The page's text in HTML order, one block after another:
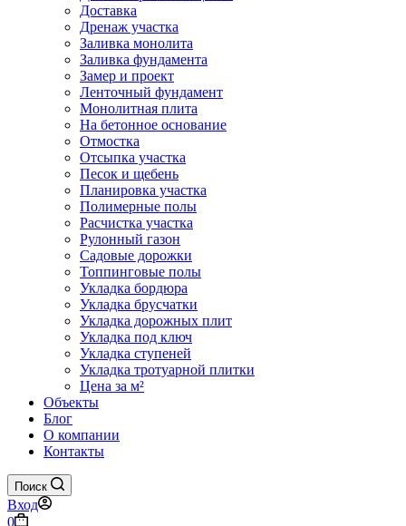
Доставка
Дренаж участка
Заливка монолита
Заливка фундамента
Замер и проект
Ленточный фундамент
Монолитная плита
На бетонное основание
Отмостка
Отсыпка участка
Песок и щебень
Планировка участка
Полимерные полы
Расчистка участка
Рулонный газон
Садовые дорожки
Топпинговые полы
Укладка бордюра
Укладка брусчатки
Укладка дорожных плит
Укладка под ключ
Укладка ступеней
Укладка тротуарной плитки
Цена за м²
Объекты
Блог
О компании
Контакты
Поиск
Вход
Корзина
0